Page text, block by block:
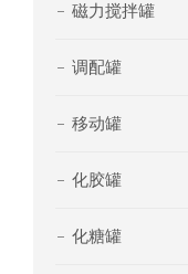
磁力搅拌罐
调配罐
移动罐
化胶罐
化糖罐